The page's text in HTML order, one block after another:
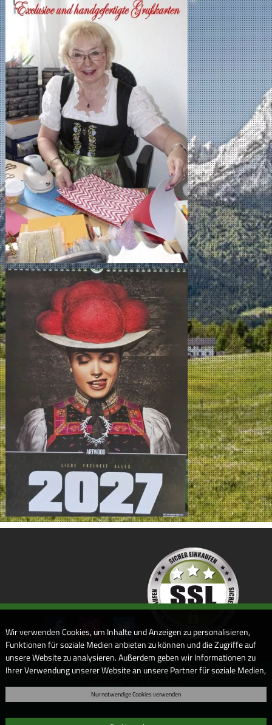
Webdesign by ARANES
Wir verwenden Cookies, um Inhalte und Anzeigen zu personalisieren,
Funktionen für soziale Medien anbieten zu können und die Zugriffe auf
unsere Website zu analysieren. Außerdem geben wir Informationen zu
Ihrer Verwendung unserer Website an unsere Partner für soziale Medien,
Informationen möglicherweise mit weiteren Daten zusammen, die Sie
Dienste gesammelt haben. Sofern Sie uns Ihre Einwilligung geben,
Nur notwendige Cookies verwenden